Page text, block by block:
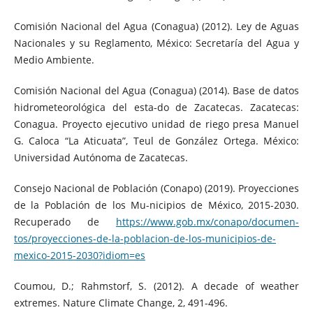
Comisión Nacional del Agua (Conagua) (2012). Ley de Aguas
Nacionales y su Reglamento, México: Secretaría del Agua y
Medio Ambiente.
Comisión Nacional del Agua (Conagua) (2014). Base de datos
hidrometeorológica del esta-do de Zacatecas. Zacatecas:
Conagua. Proyecto ejecutivo unidad de riego presa Manuel
G. Caloca “La Aticuata”, Teul de González Ortega. México:
Universidad Autónoma de Zacatecas.
Consejo Nacional de Población (Conapo) (2019). Proyecciones
de la Población de los Mu-nicipios de México, 2015-2030.
Recuperado de https://www.gob.mx/conapo/documen-
tos/proyecciones-de-la-poblacion-de-los-municipios-de-
mexico-2015-2030?idiom=es
Coumou, D.; Rahmstorf, S. (2012). A decade of weather
extremes. Nature Climate Change, 2, 491-496.